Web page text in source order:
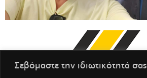
Σεβόμαστε την ιδιωτικότητά σας